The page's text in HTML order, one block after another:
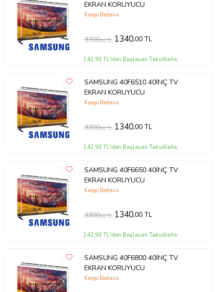
EKRAN KORUYUCU
Kargo Bedava
3300,00 TL 1340,00 TL
142,93 TL'den Başlayan Taksitlerle
SAMSUNG 40F6510 40İNÇ TV
EKRAN KORUYUCU
Kargo Bedava
3300,00 TL 1340,00 TL
142,93 TL'den Başlayan Taksitlerle
SAMSUNG 40F6650 40İNÇ TV
EKRAN KORUYUCU
Kargo Bedava
3300,00 TL 1340,00 TL
142,93 TL'den Başlayan Taksitlerle
SAMSUNG 40F6800 40İNÇ TV
EKRAN KORUYUCU
Kargo Bedava